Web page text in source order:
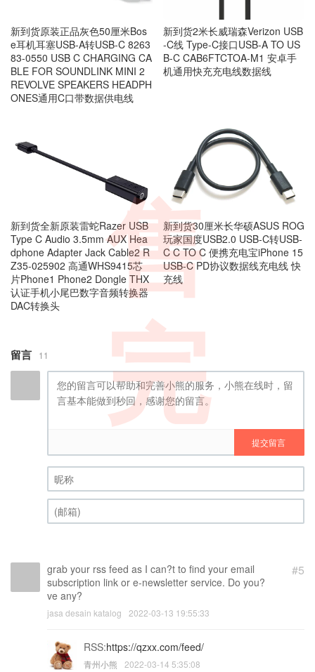
新到货原装正品灰色50厘米Bos
e耳机耳塞USB-A转USB-C 8263
83-0550 USB C CHARGING CA
BLE FOR SOUNDLINK MINI 2
REVOLVE SPEAKERS HEADPH
ONES通用C口带数据供电线
新到货2米长威瑞森Verizon USB
-C线 Type-C接口USB-A TO US
B-C CAB6FTCTOA-M1 安卓手
机通用快充充电线数据线
新到货全新原装雷蛇Razer USB
Type C Audio 3.5mm AUX Hea
dphone Adapter Jack Cable2 R
Z35-025902 高通WHS9415芯
片Phone1 Phone2 Dongle THX
认证手机小尾巴数字音频转换器
DAC转换头
新到货30厘米长华硕ASUS ROG
玩家国度USB2.0 USB-C转USB-
C C TO C 便携充电宝iPhone 15
USB-C PD协议数据线充电线 快
充线
留言 11
提交留言
昵称 (必填)
#5
grab your rss feed as I can?t to find your email
subscription link or e-newsletter service. Do you?
ve any?
jasa desain katalog 2022-03-13 19:55:33
RSS:https://qzxx.com/feed/
青州小熊 2022-03-14 5:35:08
售
完